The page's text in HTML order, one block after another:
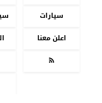
سيارات
اعلن معنا
